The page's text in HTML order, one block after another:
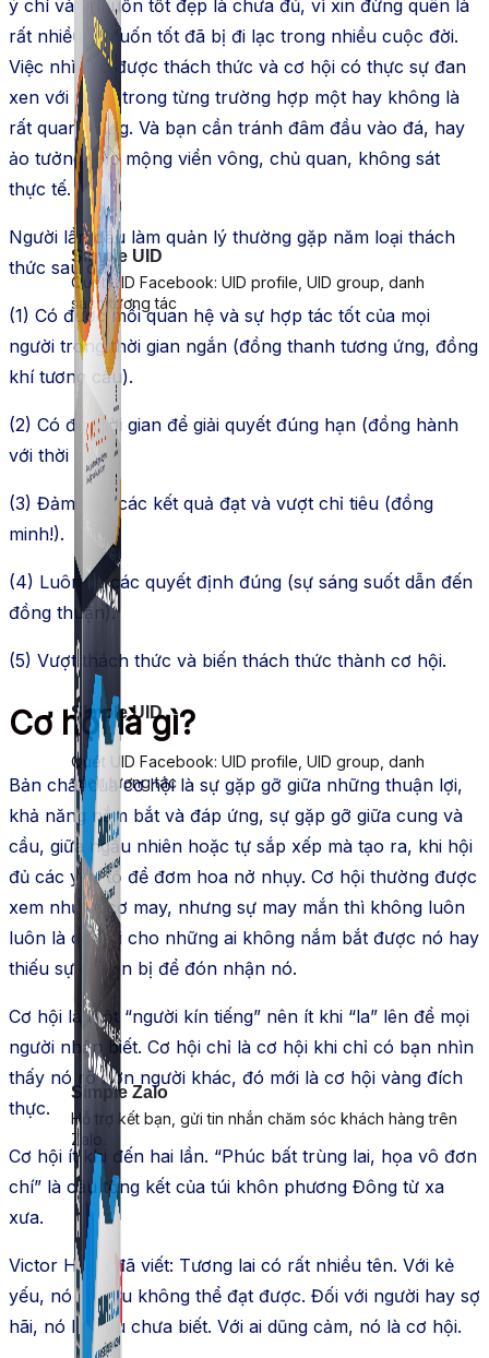
Simple UID
Quét UID Facebook: UID profile, UID group, danh
sách tương tác
Simple Zalo
Hỗ trợ kết bạn, gửi tin nhắn chăm sóc khách hàng trên
Zalo.
Simple UID
Quét UID Facebook: UID profile, UID group, danh
sách tương tác
ý chí và ý muốn tốt đẹp là chưa đủ, vì xin đừng quên là
rất nhiều ý muốn tốt đã bị đi lạc trong nhiều cuộc đời.
Việc nhìn rõ được thách thức và cơ hội có thực sự đan
xen với nhau trong từng trường hợp một hay không là
rất quan trọng. Và bạn cần tránh đâm đầu vào đá, hay
ảo tưởng, mơ mộng viển vông, chủ quan, không sát
thực tế.
Người lần đầu làm quản lý thường gặp năm loại thách
thức sau đây:
(1) Có được mối quan hệ và sự hợp tác tốt của mọi
người trong thời gian ngắn (đồng thanh tương ứng, đồng
khí tương cầu).
(2) Có đủ thời gian để giải quyết đúng hạn (đồng hành
với thời gian).
(3) Đảm bảo các kết quả đạt và vượt chỉ tiêu (đồng
minh!).
(4) Luôn ra các quyết định đúng (sự sáng suốt dẫn đến
đồng thuận).
(5) Vượt thách thức và biến thách thức thành cơ hội.
Cơ hội là gì?
Bản chất của cơ hội là sự gặp gỡ giữa những thuận lợi,
khả năng nắm bắt và đáp ứng, sự gặp gỡ giữa cung và
cầu, giữa ngẫu nhiên hoặc tự sắp xếp mà tạo ra, khi hội
đủ các yếu tố để đơm hoa nở nhụy. Cơ hội thường được
xem như là cơ may, nhưng sự may mắn thì không luôn
luôn là cơ hội cho những ai không nắm bắt được nó hay
thiếu sự chuẩn bị để đón nhận nó.
Cơ hội là một “người kín tiếng” nên ít khi “la” lên để mọi
người nhận biết. Cơ hội chỉ là cơ hội khi chỉ có bạn nhìn
thấy nó rõ hơn người khác, đó mới là cơ hội vàng đích
thực.
Cơ hội ít khi đến hai lần. “Phúc bất trùng lai, họa vô đơn
chí” là câu tổng kết của túi khôn phương Đông từ xa
xưa.
Victor Hugo đã viết: Tương lai có rất nhiều tên. Với kẻ
yếu, nó là điều không thể đạt được. Đối với người hay sợ
hãi, nó là điều chưa biết. Với ai dũng cảm, nó là cơ hội.